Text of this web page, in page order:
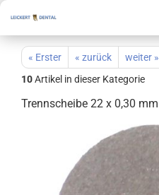
« Erster « zurück weiter »
10Artikel in dieser Kategorie
Trennscheibe 22 x 0,30 mm